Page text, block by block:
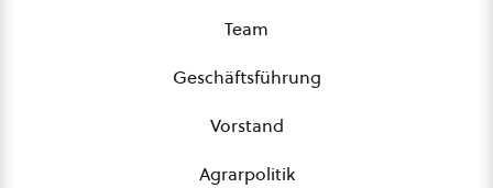
Team
Geschäftsführung
Vorstand
Agrarpolitik